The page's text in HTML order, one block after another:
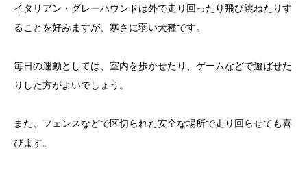
イタリアン・グレーハウンドは外で走り回ったり飛び跳ねたりす
ることを好みますが、寒さに弱い犬種です。
毎日の運動としては、室内を歩かせたり、ゲームなどで遊ばせた
りした方がよいでしょう。
また、フェンスなどで区切られた安全な場所で走り回らせても喜
びます。